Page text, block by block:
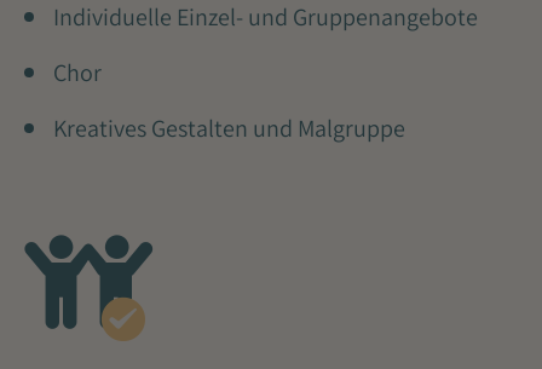
Individuelle Einzel- und Gruppenangebote
Chor
Kreatives Gestalten und Malgruppe